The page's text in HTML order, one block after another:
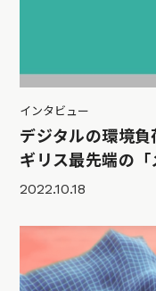
インタビュー
デジタルの環境
ギリス最先端の
2022.10.18